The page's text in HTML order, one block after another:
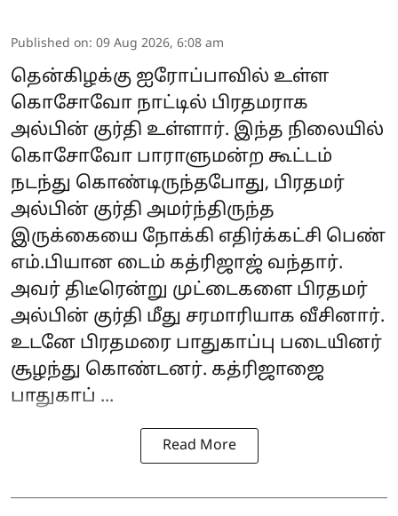
Published on: 09 Aug 2026, 6:08 am
தென்கிழக்கு ஐரோப்பாவில் உள்ள
கொசோவோ நாட்டில் பிரதமராக
அல்பின் குர்தி உள்ளார். இந்த நிலையில்
கொசோவோ பாராளுமன்ற கூட்டம்
நடந்து கொண்டிருந்தபோது, பிரதமர்
அல்பின் குர்தி அமர்ந்திருந்த
இருக்கையை நோக்கி எதிர்க்கட்சி பெண்
எம்.பியான டைம் கத்ரிஜாஜ் வந்தார்.
அவர் திடீரென்று முட்டைகளை பிரதமர்
அல்பின் குர்தி மீது சரமாரியாக வீசினார்.
உடனே பிரதமரை பாதுகாப்பு படையினர்
சூழந்து கொண்டனர். கத்ரிஜாஜை
பாதுகாப் ...
Read More